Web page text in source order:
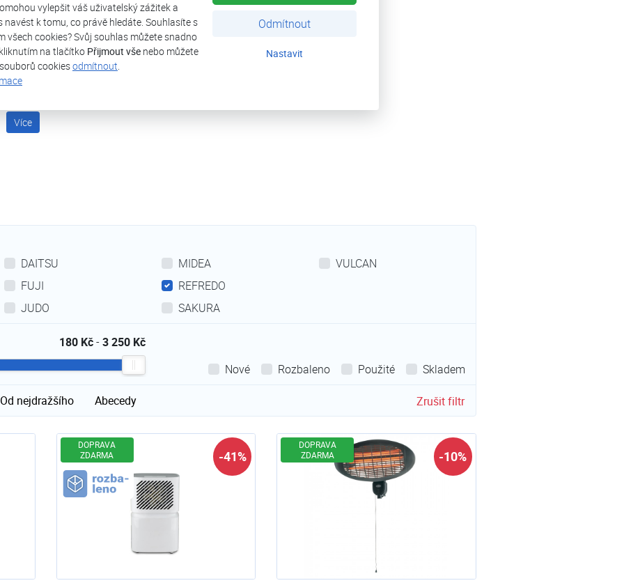
vylepšit váš uživatelský zážitek a
navést k tomu, co právě hledáte. Souhlasíte s
všech cookies? Svůj souhlas můžete snadno
na tlačítko Přijmout vše nebo můžete
cookiesodmítnout.
Odmítnout
Nastavit
Více
DAITSU
FUJI
JUDO
MIDEA
REFREDO
SAKURA
VULCAN
180 Kč-3 250 Kč
Nové
Rozbaleno Použité Skladem
Zrušit filtr
Od nejdražšího Abecedy
DOPRAVA
ZDARMA
Rozbaleno
-41%
DOPRAVA
ZDARMA
-10%